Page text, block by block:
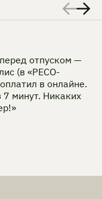
отпуском —
(в «РЕСО-
в онлайне.
7 минут. Никаких